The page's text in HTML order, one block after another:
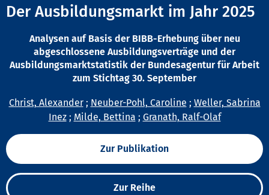
Der Ausbildungsmarkt im Jahr 2025
Analysen auf Basis der BIBB-Erhebung über neu
abgeschlossene Ausbildungsverträge und der
Ausbildungsmarktstatistik der Bundesagentur für Arbeit
zum Stichtag 30. September
Christ, Alexander; Neuber-Pohl, Caroline ; Weller, Sabrina
Inez; Milde, Bettina ; Granath, Ralf-Olaf
Zur Publikation
Zur Reihe